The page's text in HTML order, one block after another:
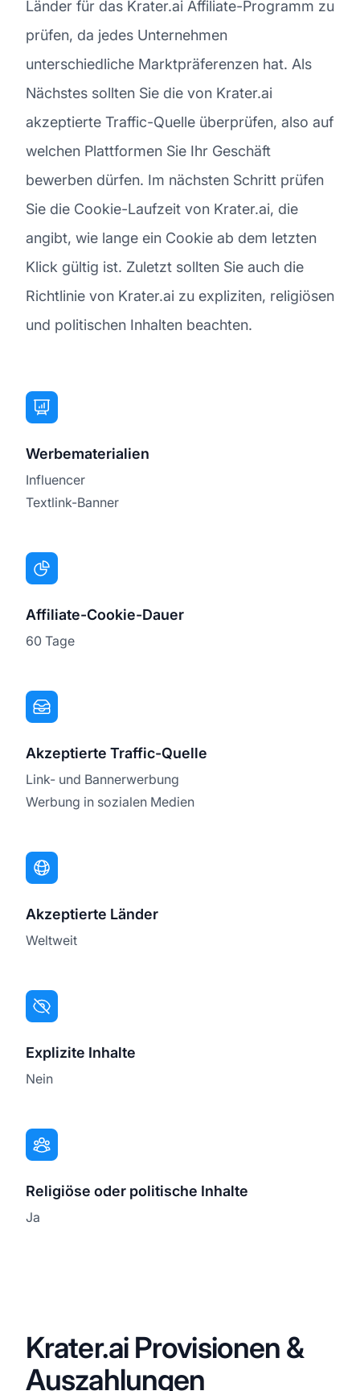
Länder für das Krater.ai Affiliate-Programm zu
prüfen, da jedes Unternehmen
unterschiedliche Marktpräferenzen hat. Als
Nächstes sollten Sie die von Krater.ai
akzeptierte Traffic-Quelle überprüfen, also auf
welchen Plattformen Sie Ihr Geschäft
bewerben dürfen. Im nächsten Schritt prüfen
Sie die Cookie-Laufzeit von Krater.ai, die
angibt, wie lange ein Cookie ab dem letzten
Klick gültig ist. Zuletzt sollten Sie auch die
Richtlinie von Krater.ai zu expliziten, religiösen
und politischen Inhalten beachten.
Werbematerialien
Influencer
Textlink-Banner
Affiliate-Cookie-Dauer
60 Tage
Akzeptierte Traffic-Quelle
Link- und Bannerwerbung
Werbung in sozialen Medien
Akzeptierte Länder
Weltweit
Explizite Inhalte
Nein
Religiöse oder politische Inhalte
Ja
Krater.ai Provisionen &
Auszahlungen